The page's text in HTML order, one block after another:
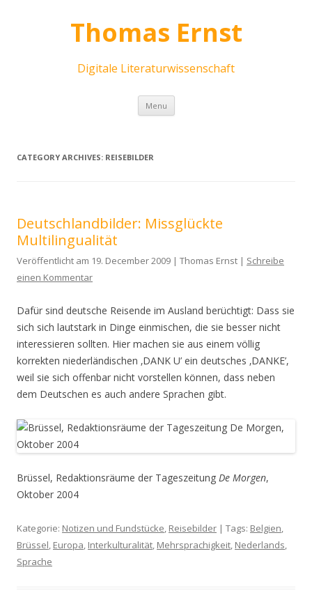
Thomas Ernst
Digitale Literaturwissenschaft
Menu Skip
content
CATEGORY ARCHIVES: REISEBILDER
Deutschlandbilder: Missglückte
Multilingualität
Veröffentlicht am 19. December 2009 | Thomas Ernst | Schreibe
einen Kommentar
Dafür sind deutsche Reisende im Ausland berüchtigt: Dass sie
sich sich lautstark in Dinge einmischen, die sie besser nicht
interessieren sollten. Hier machen sie aus einem völlig
korrekten niederländischen ‚DANK U’ ein deutsches ‚DANKE’,
weil sie sich offenbar nicht vorstellen können, dass neben
dem Deutschen es auch andere Sprachen gibt.
Brüssel, Redaktionsräume der Tageszeitung De Morgen,
Oktober 2004
Kategorie: Notizen und Fundstücke, Reisebilder | Tags: Belgien,
Brüssel, Europa, Interkulturalität, Mehrsprachigkeit, Nederlands,
Sprache